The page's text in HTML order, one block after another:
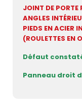
JOINT DE PORTE
ANGLES
PIEDS EN ACIER
(ROULETTES EN
Défaut
Panneau droit